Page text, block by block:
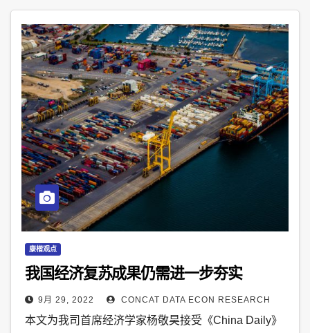
康楷观点
我国经济复苏成果仍需进一步夯实
9月 29, 2022 CONCAT DATA ECON RESEARCH
本文为我司首席经济学家杨敬昊接受《China Daily》